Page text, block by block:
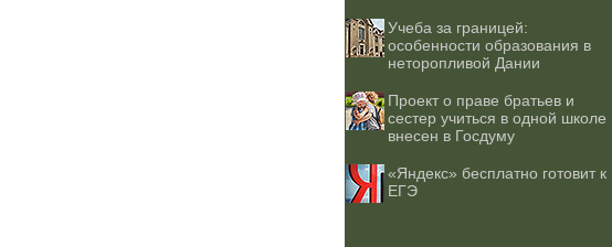
Учеба за границей:
особенности образования в
неторопливой Дании
Проект о праве братьев и
сестер учиться в одной школе
внесен в Госдуму
«Яндекс» бесплатно готовит к
ЕГЭ